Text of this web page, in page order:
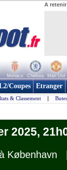
A
Monaco Chelsea Man Utd
Coupes Etranger
& Classement |
2025,
à